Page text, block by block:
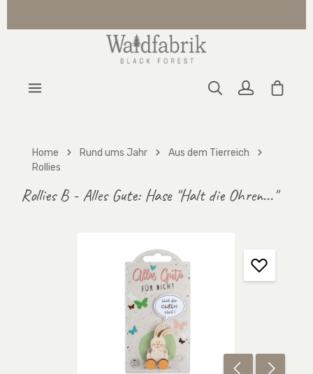
Home Rund ums Jahr
Aus dem Tierreich
Rollies
Rollies B - Alles Gute: Hase "Halt die Ohren..."